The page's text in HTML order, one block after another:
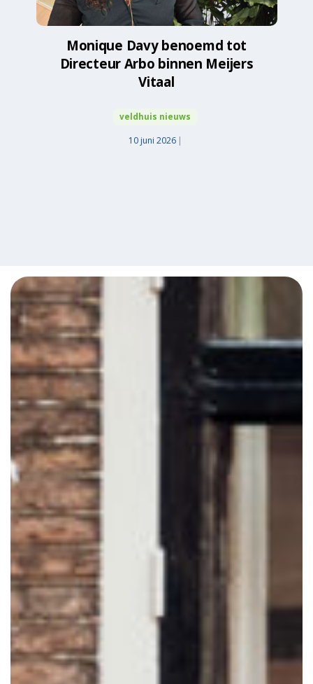
Monique Davy benoemd tot
Directeur Arbo binnen Meijers
Vitaal
veldhuis nieuws
10 juni 2026